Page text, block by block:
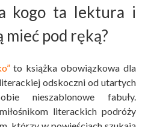
kogo ta lektura i
pod ręką?
to książka obowiązkowa dla
odskoczni od utartych
nieszablonowe fabuły.
literackich podróży